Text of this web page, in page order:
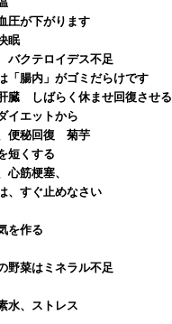
圧が下がります
眠
クテロイデス不足
「腸内」がゴミだらけです
しばらく休ませ回復させる
エットから
便秘回復 菊芋
短くする
筋梗塞、
、すぐ止めなさい
を作る
菜はミネラル不足
水、ストレス